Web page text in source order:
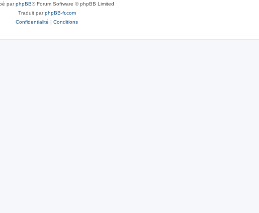
parphpBB® Forum Software © phpBB Limited
Traduit parphpBB-fr.com
Confidentialité | Conditions